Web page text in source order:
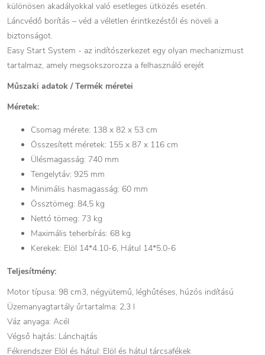
különösen akadályokkal való esetleges ütközés esetén.
Láncvédő borítás – véd a véletlen érintkezéstől és növeli a
biztonságot.
Easy Start System - az indítószerkezet egy olyan mechanizmust
tartalmaz, amely megsokszorozza a felhasználó erejét
Műszaki adatok / Termék méretei
Méretek:
Csomag mérete: 138 x 82 x 53 cm
Összesített méretek: 155 x 87 x 116 cm
Ülésmagasság: 740 mm
Tengelytáv: 925 mm
Minimális hasmagasság: 60 mm
Össztömeg: 84,5 kg
Nettó tömeg: 73 kg
Maximális teherbírás: 68 kg
Kerekek: Elöl 14*4.10-6, Hátul 14*5.0-6
Teljesítmény:
Motor típusa: 98 cm3, négyütemű, léghűtéses, húzós indítású
Üzemanyagtartály űrtartalma: 2,3 l
Váz anyaga: Acél
Végső hajtás: Lánchajtás
Fékrendszer Elöl és hátul: Elöl és hátul tárcsafékek